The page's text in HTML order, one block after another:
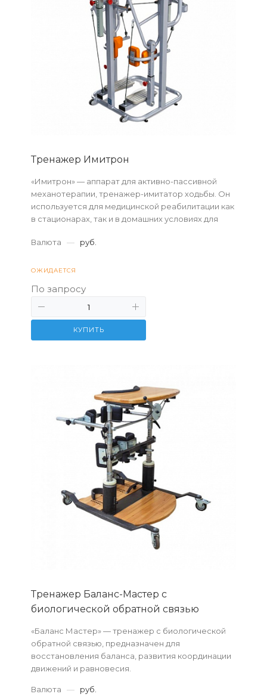
Тренажер Имитрон
«Имитрон» — аппарат для активно-пассивной
механотерапии, тренажер-имитатор ходьбы. Он
используется для медицинской реабилитации как
в стационарах, так и в домашних условиях для
Валюта
— руб.
ОЖИДАЕТСЯ
По запросу
КУПИТЬ
Тренажер Баланс-Мастер с
биологической обратной связью
«Баланс Мастер» — тренажер с биологической
обратной связью, предназначен для
восстановления баланса, развития координации
движений и равновесия.
Валюта — руб.